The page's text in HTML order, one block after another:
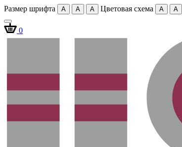
Размер шрифта A A A Цветовая схема A A
0